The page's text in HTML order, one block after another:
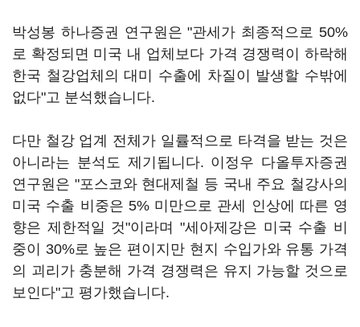
박성봉 하나증권 연구원은 "관세가 최종적으로 50%
로 확정되면 미국 내 업체보다 가격 경쟁력이 하락해
한국 철강업체의 대미 수출에 차질이 발생할 수밖에
없다"고 분석했습니다.
다만 철강 업계 전체가 일률적으로 타격을 받는 것은
아니라는 분석도 제기됩니다. 이정우 다올투자증권
연구원은 "포스코와 현대제철 등 국내 주요 철강사의
미국 수출 비중은 5% 미만으로 관세 인상에 따른 영
향은 제한적일 것"이라며 "세아제강은 미국 수출 비
중이 30%로 높은 편이지만 현지 수입가와 유통 가격
의 괴리가 충분해 가격 경쟁력은 유지 가능할 것으로
보인다"고 평가했습니다.